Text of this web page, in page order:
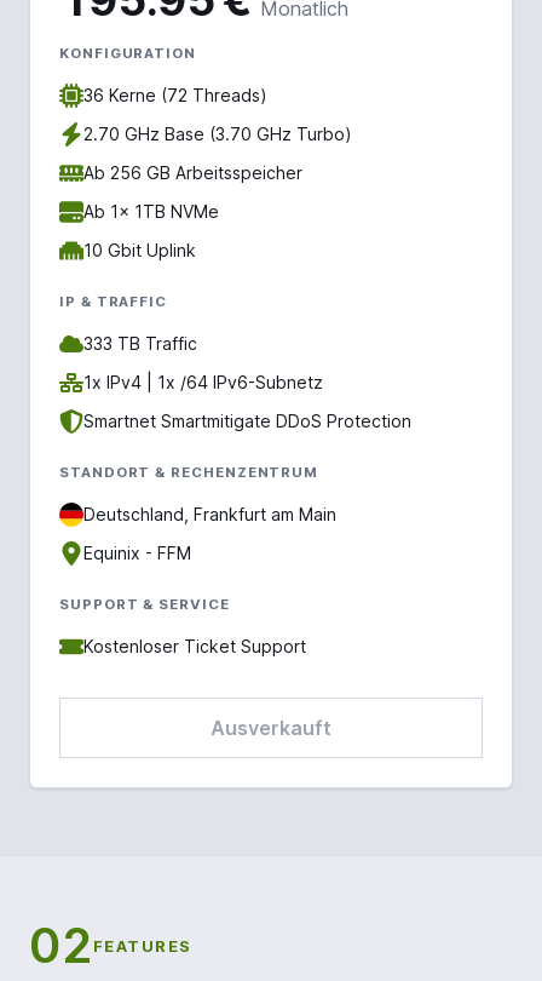
Monatlich
KONFIGURATION
36 Kerne (72 Threads)
2.70 GHz Base (3.70 GHz Turbo)
Ab 256 GB Arbeitsspeicher
Ab 1x 1TB NVMe
10 Gbit Uplink
IP & TRAFFIC
333 TB Traffic
1x IPv4 | 1x /64 IPv6-Subnetz
Smartnet Smartmitigate DDoS Protection
STANDORT & RECHENZENTRUM
Deutschland, Frankfurt am Main
Equinix - FFM
SUPPORT & SERVICE
Kostenloser Ticket Support
Ausverkauft
02 FEATURES